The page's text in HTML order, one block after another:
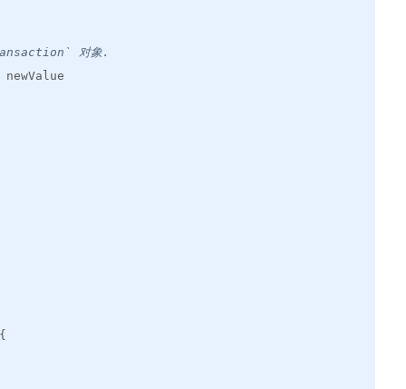
对象.
newValue
{